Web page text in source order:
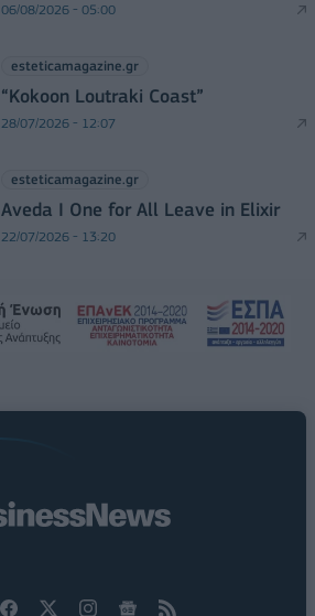
06/08/2026 - 05:00
esteticamagazine.gr
“Kokoon Loutraki Coast”
28/07/2026 - 12:07
esteticamagazine.gr
Aveda I One for All Leave in Elixir
22/07/2026 - 13:20